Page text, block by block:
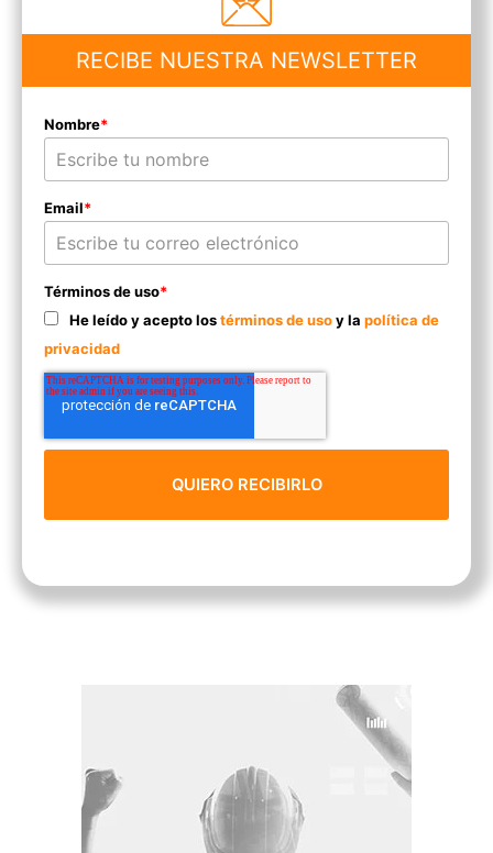
RECIBE NUESTRA NEWSLETTER
Nombre*
Email*
Términos de uso*
He leído y acepto lostérminos de usoy la política de
privacidad